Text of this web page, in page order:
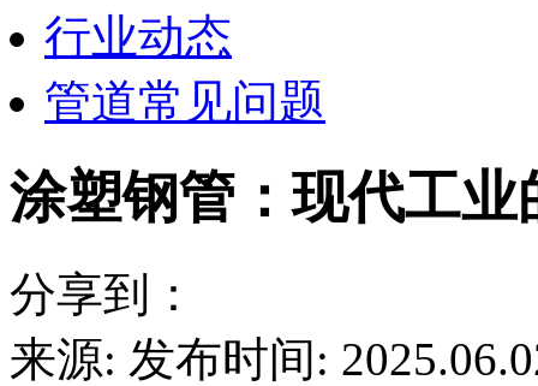
行业动态
管道常见问题
涂塑钢管：现代工
分享到：
来源: 发布时间: